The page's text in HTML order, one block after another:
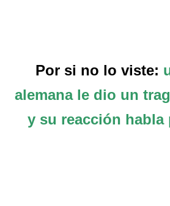
Por si no lo viste:
alemana le dio un
y su reacción habla